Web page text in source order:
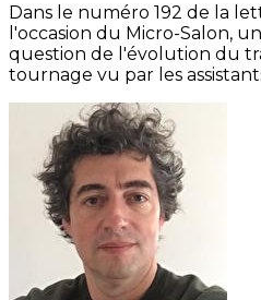
Dans le numéro 192 de la
l'occasion du Micro-Salon,
question de l'évolution du
tournage vu par les